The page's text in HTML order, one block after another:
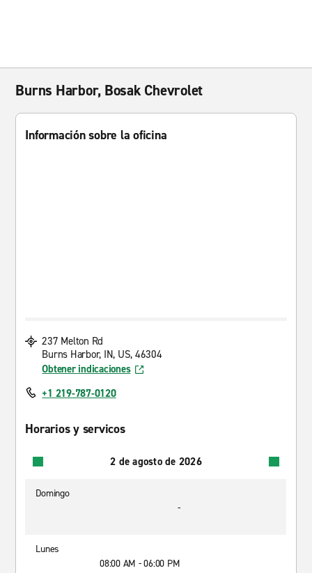
Burns Harbor, Bosak Chevrolet
Información sobre la oficina
237 Melton Rd
Burns Harbor, IN, US, 46304
Obtener indicaciones
+1 219-787-0120
Horarios y servicos
2 de agosto de 2026
Domingo
-
Lunes
08:00 AM - 06:00 PM